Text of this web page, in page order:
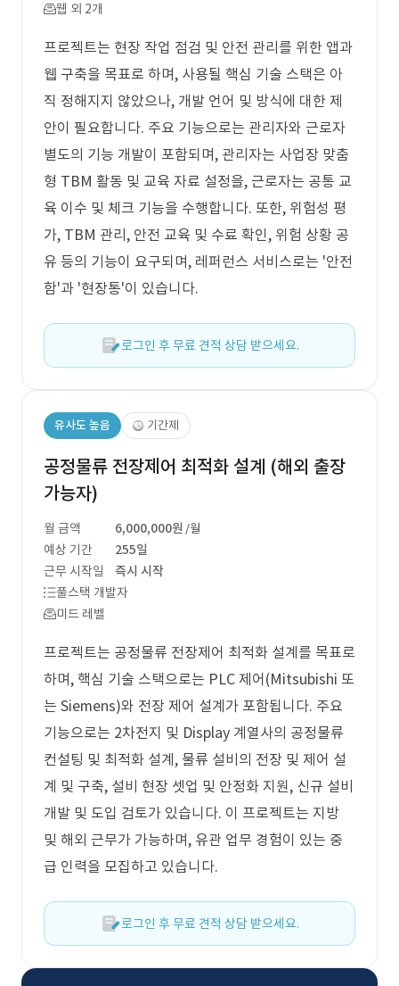
웹 외 2개
프로젝트는 현장 작업 점검 및 안전 관리를 위한 앱과
웹 구축을 목표로 하며, 사용될 핵심 기술 스택은 아
직 정해지지 않았으나, 개발 언어 및 방식에 대한 제
안이 필요합니다. 주요 기능으로는 관리자와 근로자
별도의 기능 개발이 포함되며, 관리자는 사업장 맞춤
형 TBM 활동 및 교육 자료 설정을, 근로자는 공통 교
육 이수 및 체크 기능을 수행합니다. 또한, 위험성 평
가, TBM 관리, 안전 교육 및 수료 확인, 위험 상황 공
유 등의 기능이 요구되며, 레퍼런스 서비스로는 '안전
함'과 '현장통'이 있습니다.
로그인 후 무료 견적 상담 받으세요.
유사도 높음 기간제
공정물류 전장제어 최적화 설계 (해외 출장
가능자)
월 금액 6,000,000원 /월
예상 기간
255일
근무 시작일
즉시 시작
풀스택 개발자
미드 레벨
프로젝트는 공정물류 전장제어 최적화 설계를 목표로
하며, 핵심 기술 스택으로는 PLC 제어(Mitsubishi 또
는 Siemens)와 전장 제어 설계가 포함됩니다. 주요
기능으로는 2차전지 및 Display 계열사의 공정물류
컨설팅 및 최적화 설계, 물류 설비의 전장 및 제어 설
계 및 구축, 설비 현장 셋업 및 안정화 지원, 신규 설비
개발 및 도입 검토가 있습니다. 이 프로젝트는 지방
및 해외 근무가 가능하며, 유관 업무 경험이 있는 중
급 인력을 모집하고 있습니다.
로그인 후 무료 견적 상담 받으세요.